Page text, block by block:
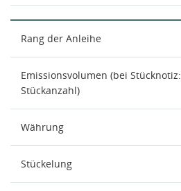
Rang der Anleihe
Emissionsvolumen (bei Stücknotiz:
Stückanzahl)
Währung
Stückelung